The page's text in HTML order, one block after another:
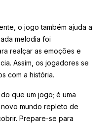
o jogo também ajuda a
melodia foi
realçar as emoções e
Assim, os jogadores se
com a história.
que um jogo; é uma
mundo repleto de
Prepare-se para